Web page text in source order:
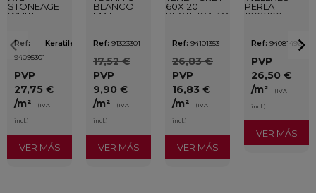
STONEAGE
WHITE
Ref:
94095301
Keratile
PVP
27,75 €
/m²
(IVA
incl.)
VER MÁS
BLANCO
MATE
Ref: 91323301
17,52 €
PVP
9,90 €
/m²
(IVA
incl.)
VER MÁS
60X120
RECTIFICADO
Ref: 94101353
26,83 €
PVP
16,83 €
/m²
(IVA
incl.)
VER MÁS
PERLA
100X100
Ref: 94081496
PVP
26,50 €
/m²
(IVA
incl.)
VER MÁS